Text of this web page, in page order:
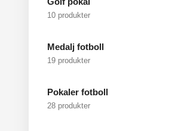
10 produkter
Medalj fotboll
19 produkter
Pokaler fotboll
28 produkter